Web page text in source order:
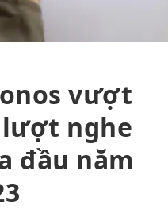
vượt
nghe
đầu năm